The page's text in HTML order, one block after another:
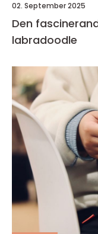
02. September 2025
Den
labradoodle